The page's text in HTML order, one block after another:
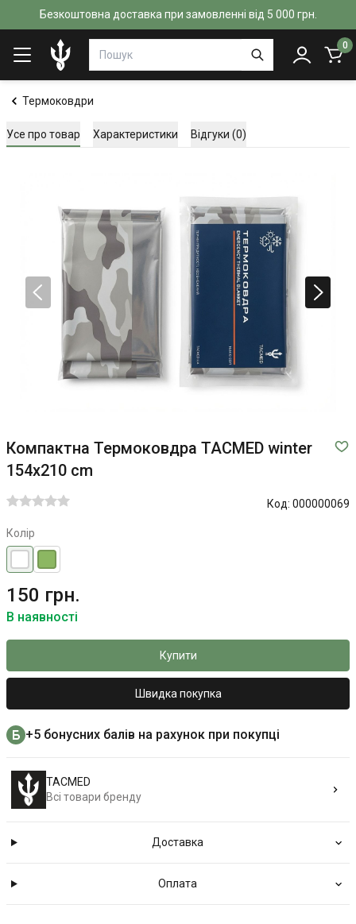
Безкоштовна доставка при замовленні від 5 000 грн.
0
Термоковдри
Усе про товар Характеристики Відгуки (0)
Компактна Термоковдра TACMED winter
154x210 cm
Код: 000000069
Колір
150 грн.
В наявності
Купити
Швидка покупка
+5 бонусних балів на рахунок при покупці
TACMED
Всі товари бренду
Доставка
Оплата